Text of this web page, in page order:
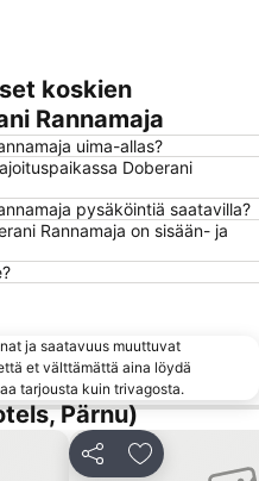
koskien
Rannamaja
uima-allas?
Doberani
pysäköintiä saatavilla?
Rannamaja on sisään- ja
ja saatavuus muuttuvat
et välttämättä aina löydä
tarjousta kuin trivagosta.
Pärnu)
Jaa Lisää